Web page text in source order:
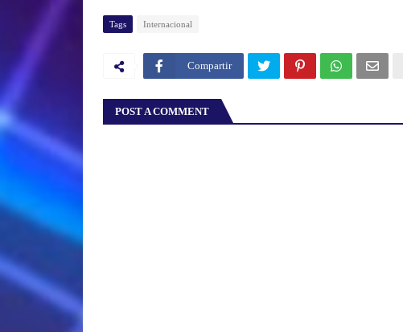
Tags Internacional
Compartir
POST A COMMENT